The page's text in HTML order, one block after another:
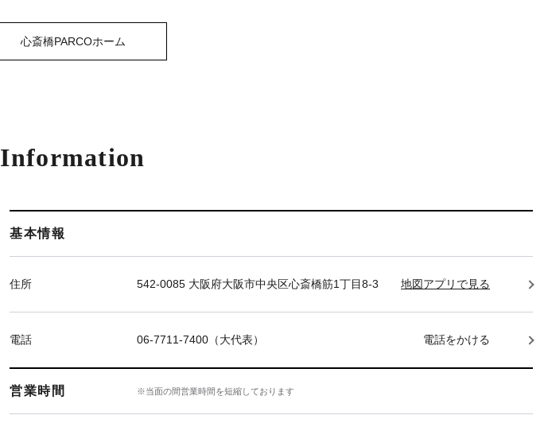
心斎橋PARCOホーム
Information
基本情報
住所 542-0085 大阪府大阪市中央区心斎橋筋1丁目8-3 地図アプリで見る
電話 06-7711-7400（大代表） 電話をかける
営業時間 ※当面の間営業時間を短縮しております